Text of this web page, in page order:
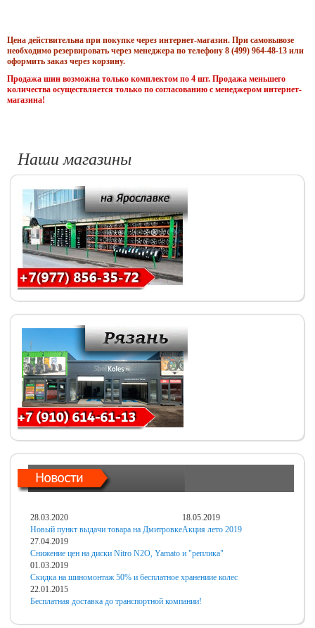
Цена действительна при покупке через интернет-магазин. При самовывозе
необходимо резервировать через менеджера по телефону 8 (499) 964-48-13 или
оформить заказ через корзину.
Продажа шин возможна только комплектом по 4 шт. Продажа меньшего
количества осуществляется только по согласованию с менеджером интернет-
магазина!
Наши магазины
28.03.2020
Новый пункт выдачи товара на Дмитровке
18.05.2019
Акция лето 2019
27.04.2019
Снижение цен на диски Nitro N2O, Yamato и "реплика"
01.03.2019
Скидка на шиномонтаж 50% и бесплатное хранениие колес
22.01.2015
Бесплатная доставка до транспортной компании!